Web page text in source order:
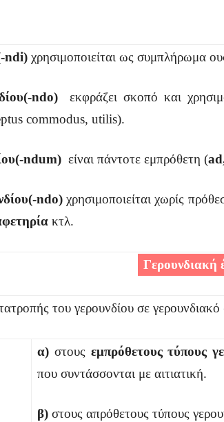
ndi) χρησιμοποιείται ως συμπλήρωμα
ndo)εκφράζει σκοπό και
commodus, utilis).
ndum) είναι πάντοτε εμπρόθετη (
ndo)χρησιμοποιείται χωρίς
κτλ.
Γερουνδιακή
του γερουνδίου σε
α) στους εμπρόθετους τύπους
που συντάσσονται με αιτιατική.
β) στους απρόθετους τύπους